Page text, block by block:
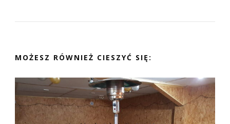
MOŻESZ RÓWNIEŻ CIESZYĆ SIĘ: